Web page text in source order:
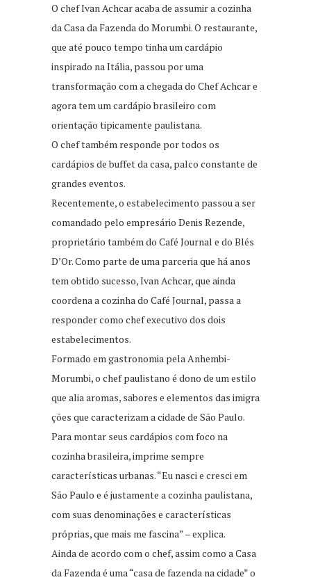
O chef Ivan Achcar acaba de assumir a cozinha
da Casa da Fazenda do Morumbi. O restaurante,
que até pouco tempo tinha um cardápio
inspirado na Itália, passou por uma
transformação com a chegada do Chef Achcar e
agora tem um cardápio brasileiro com
orientação tipicamente paulistana.
O chef também responde por todos os
cardápios de buffet da casa, palco constante de
grandes eventos.
Recentemente, o estabelecimento passou a ser
comandado pelo empresário Denis Rezende,
proprietário também do Café Journal e do Blés
D’Or. Como parte de uma parceria que há anos
tem obtido sucesso, Ivan Achcar, que ainda
coordena a cozinha do Café Journal, passa a
responder como chef executivo dos dois
estabelecimentos.
Formado em gastronomia pela Anhembi-
Morumbi, o chef paulistano é dono de um estilo
que alia aromas, sabores e elementos das imigra
ções que caracterizam a cidade de São Paulo.
Para montar seus cardápios com foco na
cozinha brasileira, imprime sempre
características urbanas. “Eu nasci e cresci em
São Paulo e é justamente a cozinha paulistana,
com suas denominações e características
próprias, que mais me fascina” – explica.
Ainda de acordo com o chef, assim como a Casa
da Fazenda é uma “casa de fazenda na cidade” o